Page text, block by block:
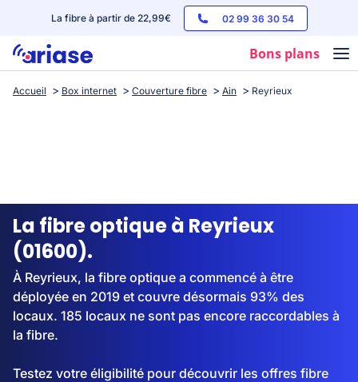
La fibre à partir de 22,99€ 02 99 36 30 54
Bons plans
Box internet
Streaming
Accueil Box internet Couverture fibre Ain Reyrieux
La fibre optique à Reyrieux
(01600).
À Reyrieux, la fibre optique a commencé à être
déployée en 2019 et couvre désormais 93% des
locaux. 185 locaux ne sont pas encore raccordables à
la fibre.
Testez votre éligibilité pour découvrir les offres fibre